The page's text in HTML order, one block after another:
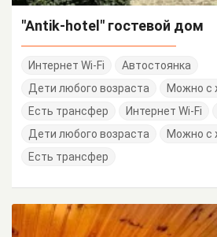
"Antik-hotel" гостевой дом
Интернет Wi-Fi
Автостоянка
Дети любого возраста
Можно с
Есть трансфер
Интернет Wi-Fi
Дети любого возраста
Можно с
Есть трансфер